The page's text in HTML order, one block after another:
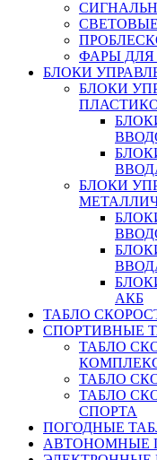
ФАРЫ ДЛЯ
БЛОКИ
БЛОКИ
БЛОКИ
АКБ
ТАБЛО
СПОРТИВНЫЕ
ТАБЛО
ТАБЛО
ТАБЛО
СПОРТА
ПОГОДНЫЕ
АВТОНОМНЫЕ